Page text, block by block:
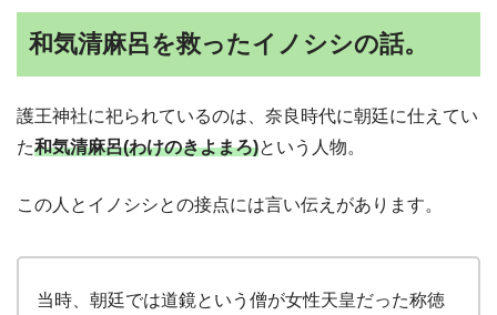
和気清麻呂を救ったイノシシの話。
護王神社に祀られているのは、奈良時代に朝廷に仕えてい
た和気清麻呂(わけのきよまろ)という人物。
この人とイノシシとの接点には言い伝えがあります。
当時、朝廷では道鏡という僧が女性天皇だった称徳